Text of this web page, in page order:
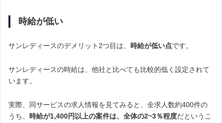
時給が低い
サンレディースのデメリット2つ目は、 時給が低い点です。
サンレディースの時給は、他社と比べても比較的低く設定されて
います。
実際、同サービスの求人情報を見てみると、全求人数約400件の
うち、 時給が1,400円以上の案件は、全体の2~3％程度だというこ